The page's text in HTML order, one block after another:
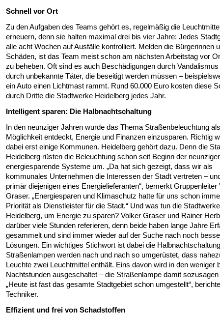
Schnell vor Ort
Zu den Aufgaben des Teams gehört es, regelmäßig die
erneuern, denn sie halten maximal drei bis vier Jahre: Jedes
alle acht Wochen auf Ausfälle kontrolliert. Melden die Bürgerinnen
Schäden, ist das Team meist schon am nächsten Arbeitstag vor
zu beheben. Oft sind es auch Beschädigungen durch Vandalismus
durch unbekannte Täter, die beseitigt werden müssen –
ein Auto einen Lichtmast rammt. Rund 60.000 Euro kosten diese
durch Dritte die Stadtwerke Heidelberg jedes Jahr.
Intelligent sparen: Die Halbnachtschaltung
In den neunziger Jahren wurde das Thema Straßenbeleuchtung als
Möglichkeit entdeckt, Energie und Finanzen einzusparen. Richtig
dabei erst einige Kommunen. Heidelberg gehört dazu. Denn die
Heidelberg rüsten die Beleuchtung schon seit Beginn der
energiesparende Systeme um. „Da hat sich gezeigt, dass wir als
kommunales Unternehmen die Interessen der Stadt vertreten –
primär diejenigen eines Energielieferanten“, bemerkt Gruppenleiter
Graser. „Energiesparen und Klimaschutz hatte für uns schon
Priorität als Dienstleister für die Stadt.“ Und was tun die Stadtwerke
Heidelberg, um Energie zu sparen? Volker Graser und Rainer
darüber viele Stunden referieren, denn beide haben lange Jahre
gesammelt und sind immer wieder auf der Suche nach noch
Lösungen. Ein wichtiges Stichwort ist dabei die
Straßenlampen werden nach und nach so umgerüstet, dass
Leuchte zwei Leuchtmittel enthält. Eins davon wird in den weniger
Nachtstunden ausgeschaltet – die Straßenlampe damit
„Heute ist fast das gesamte Stadtgebiet schon umgestellt“,
Techniker.
Effizient und frei von Schadstoffen